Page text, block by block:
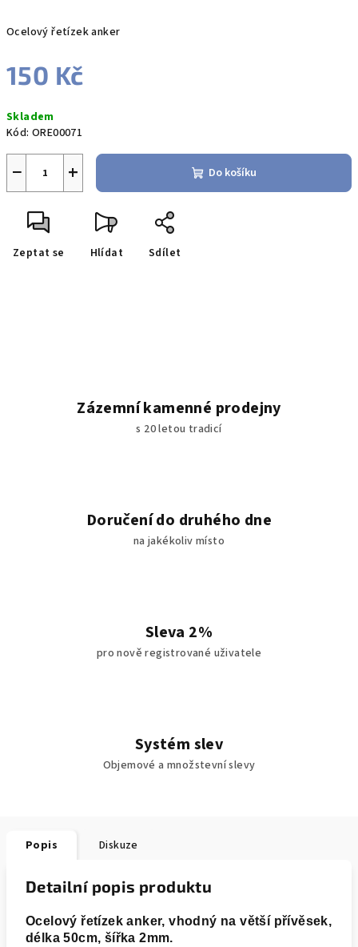
Ocelový řetízek anker
150 Kč
cena:
Skladem
Kód: ORE00071
+
− Do košíku
Zeptat se Hlídat Sdílet
Zázemní kamenné prodejny
s 20 letou tradicí
Doručení do druhého dne
na jakékoliv místo
Sleva 2%
pro nově registrované uživatele
Systém slev
Objemové a množstevní slevy
Popis Diskuze
Detailní popis produktu
Ocelový řetízek anker, vhodný na větší přívěsek,
délka 50cm, šířka 2mm.